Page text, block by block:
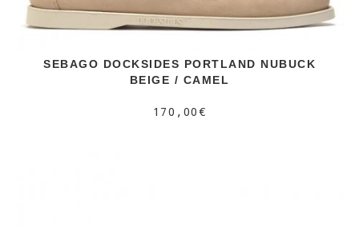
SEBAGO DOCKSIDES PORTLAND NUBUCK
BEIGE / CAMEL
170,00€